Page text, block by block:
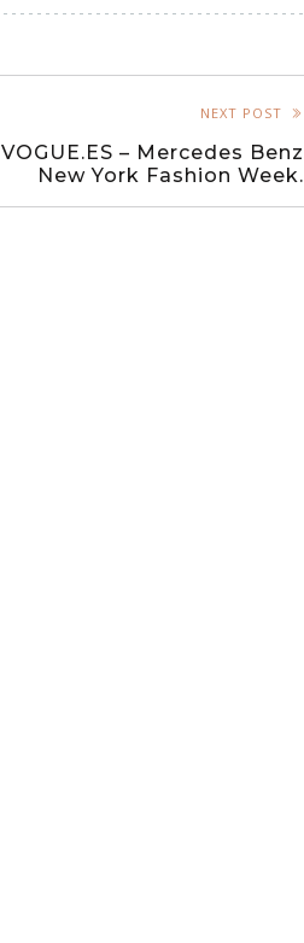
NEXT POST
VOGUE.ES – Mercedes Benz
New York Fashion Week.